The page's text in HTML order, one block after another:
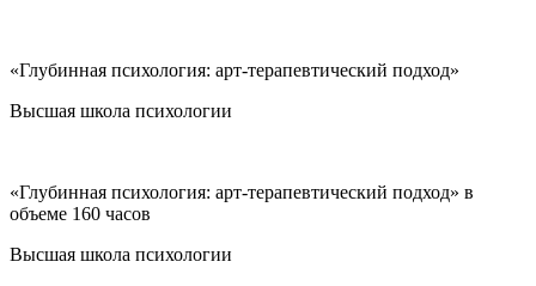
«Глубинная психология: арт-терапевтический подход»
Высшая школа психологии
«Глубинная психология: арт-терапевтический подход» в
объеме 160 часов
Высшая школа психологии